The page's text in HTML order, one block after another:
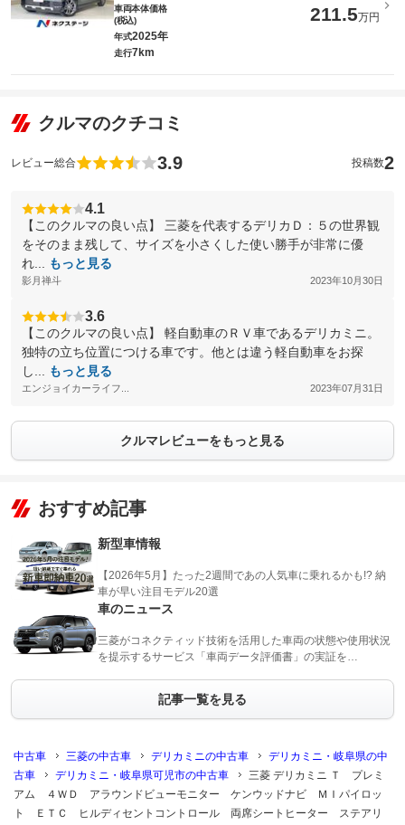
車両本体価格
(税込)
211.5万円
年式2025年
走行7km
クルマのクチコミ
レビュー総合 3.9 投稿数2
4.1
【このクルマの良い点】 三菱を代表するデリカＤ：５の世界観
をそのまま残して、サイズを小さくした使い勝手が非常に優
れ...
もっと見る
影月禅斗 2023年10月30日
3.6
【このクルマの良い点】 軽自動車のＲＶ車であるデリカミニ。
独特の立ち位置につける車です。他とは違う軽自動車をお探
し...
もっと見る
エンジョイカーライフ... 2023年07月31日
クルマレビューをもっと見る
おすすめ記事
新型車情報
【2026年5月】たった2週間であの人気車に乗れるかも!? 納
車が早い注目モデル20選
車のニュース
三菱がコネクティッド技術を活用した車両の状態や使用状況
を提示するサービス「車両データ評価書」の実証を…
記事一覧を見る
中古車 三菱の中古車 デリカミニの中古車
デリカミニ・岐阜県の中
古車
デリカミニ・岐阜県可児市の中古車
三菱 デリカミニ Ｔ プレミ
アム ４ＷＤ アラウンドビューモニター ケンウッドナビ ＭＩパイロッ
ト ＥＴＣ ヒルディセントコントロール 両席シートヒーター ステアリ